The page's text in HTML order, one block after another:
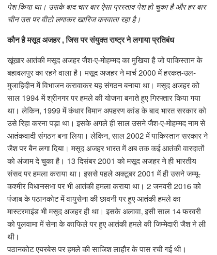
पेश किया था। उसके बाद चार बार ऐसा प्रस्ताव पेश हो चुका है और हर बार
चीन उस पर वीटो लगाकर खारिज करवाता रहा है।
कौन है मसूद अजहर , जिस पर संयुक्त राष्ट्र ने लगाया प्रतिबंध
खूंखार आतंकी मसूद अजहर जैश-ए-मोहम्मद का मुखिया है जो पाकिस्तान के
बहावलपुर का रहने वाला है। मसूद अजहर ने मार्च 2000 में हरकत-उल-
मुजाहिदीन में विभाजन करावाकर यह संगठन बनाया था। मसूद अजहर को
साल 1994 में श्रीनगर पर हमले की योजना बनाते हुए गिरफ्तार किया गया
था। लेकिन, 1999 में कंधार विमान अपहरण कांड के बाद भारत सरकार को
उसे रिहा करना पड़ा था। इसके अगले ही साल उसने जैश-ए-मोहम्मद नाम से
आतंकवादी संगठन बना लिया। लेकिन, साल 2002 में पाकिस्तान सरकार ने
जैश पर बैन लगा दिया। मसूद अजहर भारत में अब तक कई आतंकी वारदातों
को अंजाम दे चुका है। 13 दिसंबर 2001 को मसूद अजहर ने ही भारतीय
संसद पर हमला कराया था। इससे पहले अक्टूबर 2001 में ही उसने जम्मू-
कश्मीर विधानसभा पर भी आतंकी हमला कराया था। 2 जनवरी 2016 को
पंजाब के पठानकोट में वायुसेना की छावनी पर हुए आतंकी हमले का
मास्टरमाइंड भी मसूद अजहर ही था। इसके अलावा, इसी साल 14 फरवरी
को पुलवामा में सेना के काफिले पर हुए आतंकी हमले की जिम्मेदारी जैश ने ली
थी।
पठानकोट एयरबेस पर हमले की साजिश लाहौर के पास रची गई थी।